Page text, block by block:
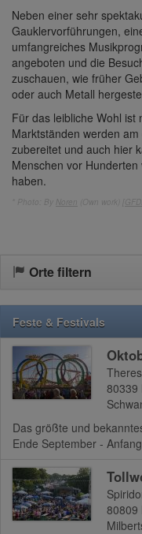
Neben einer sehr
Gauklervorführungen,
umfangreiches
angeboten und die
zuschauen, wie früher
oder auch Metall
Für das leibliche Wohl ist
Marktständen werden
zubereitet und auch hier
Menschen vor
haben.
* Photo: By Noren (Own work) [ GFDL
Orte filtern
Feste & Festivals
80339
Das größte und
Ende September -
80809